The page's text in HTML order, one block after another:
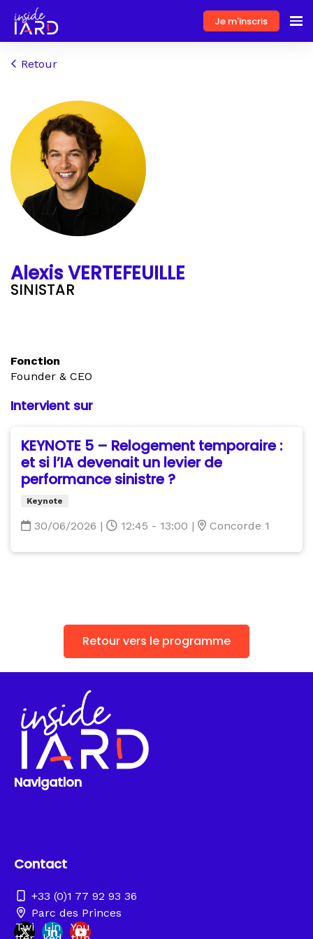
Je m'inscris
Retour
Alexis VERTEFEUILLE
SINISTAR
Fonction
Founder & CEO
Intervient sur
KEYNOTE 5 – Relogement temporaire :
et si l’IA devenait un levier de
performance sinistre ?
Keynote
30/06/2026 | 12:45 - 13:00 | Concorde 1
Retour vers le programme
Navigation
Contact
+33 (0)1 77 92 93 36
Parc des Princes
Twi
Lin
You